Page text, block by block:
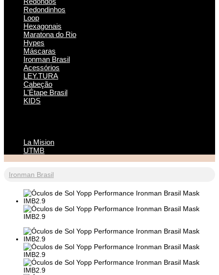
Redondinhos
Loop
Hexagonais
Maratona do Rio
Hypes
Máscaras
Ironman Brasil
Acessórios
LEY.TURA
Cabeção
L'Étape Brasil
KIDS
La Mision
UTMB
Ironman Brasil